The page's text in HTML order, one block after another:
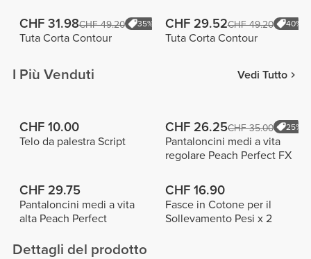
CHF 31.98CHF 49.20 35%
Tuta Corta Contour
CHF 29.52CHF 49.20 40%
Tuta Corta Contour
I Più Venduti Vedi Tutto
CHF 10.00
Telo da palestra Script
CHF 26.25CHF 35.00 25%
Pantaloncini medi a vita
regolare Peach Perfect FX
CHF 29.75
Pantaloncini medi a vita
alta Peach Perfect
CHF 16.90
Fasce in Cotone per il
Sollevamento Pesi x 2
Dettagli del prodotto